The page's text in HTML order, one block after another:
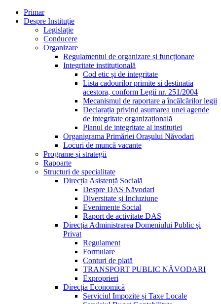
Primar
Despre Instituție
Legislație
Conducere
Organizare
Regulamentul de organizare și funcționare
Integritate instituțională
Cod etic și de integritate
Lista cadourilor primite si destinatia
acestora, conform Legii nr. 251/2004
Mecanismul de raportare a încălcărilor legii
Declarația privind asumarea unei agende
de integritate organizațională
Planul de integritate al instituției
Organigrama Primăriei Orașului Năvodari
Locuri de muncă vacante
Programe și strategii
Rapoarte
Structuri de specialitate
Direcția Asistență Socială
Despre DAS Năvodari
Diversitate și Incluziune
Evenimente Social
Raport de activitate DAS
Direcția Administrarea Domeniului Public și
Privat
Regulament
Formulare
Conturi de plată
TRANSPORT PUBLIC NĂVODARI
Exproprieri
Direcția Economică
Serviciul Impozite și Taxe Locale